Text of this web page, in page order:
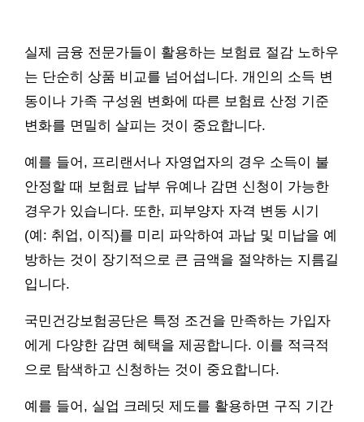
실제 금융 전문가들이 활용하는 보험료 절감 노하우
는 단순히 상품 비교를 넘어섭니다. 개인의 소득 변
동이나 가족 구성원 변화에 따른 보험료 산정 기준
변화를 면밀히 살피는 것이 중요합니다.
예를 들어, 프리랜서나 자영업자의 경우 소득이 불
안정할 때 보험료 납부 유예나 감면 신청이 가능한
경우가 있습니다. 또한, 피부양자 자격 변동 시기
(예: 취업, 이직)를 미리 파악하여 과납 및 미납을 예
방하는 것이 장기적으로 큰 금액을 절약하는 지름길
입니다.
국민건강보험공단은 특정 조건을 만족하는 가입자
에게 다양한 감면 혜택을 제공합니다. 이를 적극적
으로 탐색하고 신청하는 것이 중요합니다.
예를 들어, 실업 크레딧 제도를 활용하면 구직 기간